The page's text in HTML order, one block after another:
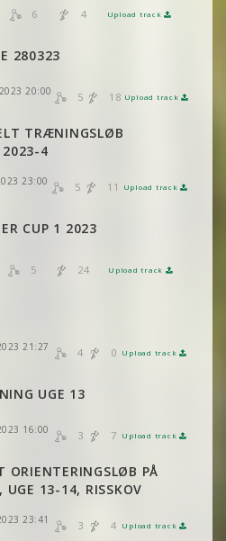
6 4 Upload track
280323
20:00 5 18 Upload track
TRÆNINGSLØB
2023-4
23:00 5 11 Upload track
CUP 1 2023
5 24 Upload track
21:27 4 0 Upload track
UGE 13
16:00 3 7 Upload track
ORIENTERINGSLØB PÅ
UGE 13-14, RISSKOV
23:41 3 4 Upload track